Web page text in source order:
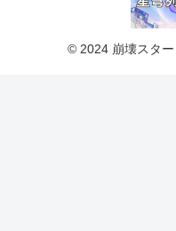
© 2024 崩壊スター